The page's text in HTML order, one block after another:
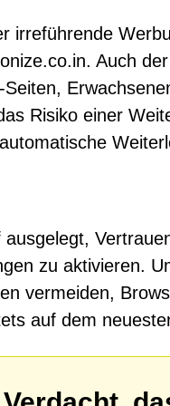
irreführende
Auch
Risiko einer
zu aktivieren.
vermeiden,
auf dem